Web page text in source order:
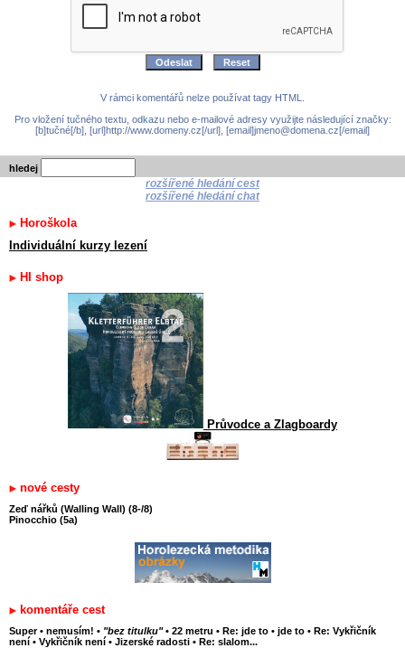
V rámci komentářů nelze používat tagy HTML.
Pro vložení tučného textu, odkazu nebo e-mailové adresy využijte následující značky:
[b]tučné[/b], [url]http://www.domeny.cz[/url], [email]jmeno@domena.cz[/email]
hledej
rozšířené hledání cest
rozšířené hledání chat
Horoškola
Individuální kurzy lezení
HI shop
Průvodce a Zlagboardy
nové cesty
Zeď nářků (Walling Wall) (8-/8)
Pinocchio (5a)
komentáře cest
Super • nemusím! • "bez titulku" • 22 metru • Re: jde to • jde to • Re: Vykřičník
není • Vykřičník není • Jizerské radosti • Re: slalom...